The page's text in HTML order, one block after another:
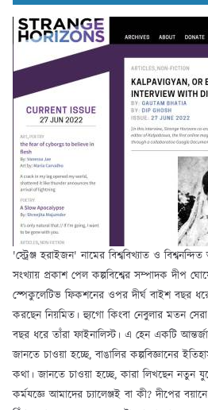
'স্ট্রেঞ্জ হরাইজন' নামের বিশ্ববিখ্যাত ও
সংখ্যায় প্রকাশ পেল কল্পবিশ্বের সম্পাদক দীপ
স্পেকুলেটিভ ফিকশনের ওপর দীর্ঘ বাইশ বছর
করছেন নিয়মিত। হ্যুগো কিংবা নেবুলার মতন
বছর ধরে তাঁরা ফাইনালিস্ট। এ হেন একটি
জানতে চাওয়া হচ্ছে, বাঙালির কল্পবিজ্ঞানের
কথা। জানতে চাওয়া হচ্ছে, কারা লিখছেন
কর্মযজ্ঞে আমাদের চ্যালেঞ্জই বা কী? দীপের